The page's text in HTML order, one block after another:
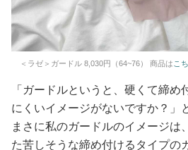
＜ラゼ＞ガードル 8,030円（64~76） 商品はこ
「ガードルというと、硬くて締め
にくいイメージがないですか？」
まさに私のガードルのイメージは
た苦しそうな締め付けるタイプの